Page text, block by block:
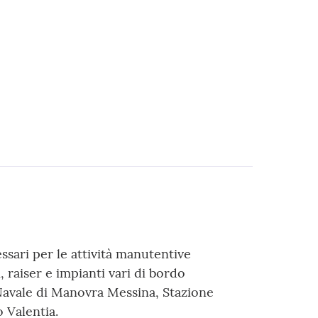
per le attività manutentive
raiser e impianti vari di bordo
di Manovra Messina, Stazione
Valentia.